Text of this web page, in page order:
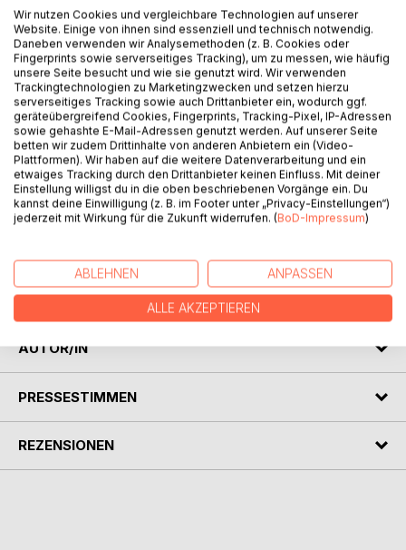
"Der vollendete Faust" (veröff.: 1836) verlegt den Faust ins
Irrenhaus. Das Drama des dänischen Schriftstellers Jens
Baggesen (1764-1826), der auch Werke auf Deutsch
verfasste, ist nicht nur eine Satire auf Goethes Faust-
Fragment. Baggesen lässt auch Goethe, Jean Paul,
Madame de Staël, Fichte und Wieland selbst auftreten als
Zuschauer einer Faust-Aufführung im Tollhaus. Neben
dieser gern ironischen, aber respektvollen Darstellung der
kulturellen Elite, ist es eine wilde Satire auf den Ich- und
Geniekult der Vertreter der Romantik und des Sturm und
Drang. Gleichzeitig zeigt es die politischen Zustände im
1806 aufgelösten Heiligen Römischen Reich Deutscher
von Napoleons Truppen besetzt worden war. Dieses wilde
Theaterstück liegt jetzt zum ersten Mal in einer sprachlich
modernisierten Fassung vor.
AUTOR/IN
PRESSESTIMMEN
REZENSIONEN
Wir nutzen Cookies und vergleichbare Technologien auf unserer
Website. Einige von ihnen sind essenziell und technisch notwendig.
Daneben verwenden wir Analysemethoden (z. B. Cookies oder
Fingerprints sowie serverseitiges Tracking), um zu messen, wie häufig
unsere Seite besucht und wie sie genutzt wird. Wir verwenden
Trackingtechnologien zu Marketingzwecken und setzen hierzu
serverseitiges Tracking sowie auch Drittanbieter ein, wodurch ggf.
geräteübergreifend Cookies, Fingerprints, Tracking-Pixel, IP-Adressen
sowie gehashte E-Mail-Adressen genutzt werden. Auf unserer Seite
betten wir zudem Drittinhalte von anderen Anbietern ein (Video-
Plattformen). Wir haben auf die weitere Datenverarbeitung und ein
etwaiges Tracking durch den Drittanbieter keinen Einfluss. Mit deiner
Einstellung willigst du in die oben beschriebenen Vorgänge ein. Du
kannst deine Einwilligung (z. B. im Footer unter „Privacy-Einstellungen“)
jederzeit mit Wirkung für die Zukunft widerrufen. (BoD-Impressum)
ABLEHNEN ANPASSEN
ALLE AKZEPTIEREN